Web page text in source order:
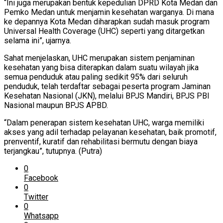
“Ini juga merupakan bentuk kepedulian DPRD Kota Medan dan
Pemko Medan untuk menjamin kesehatan warganya. Di mana
ke depannya Kota Medan diharapkan sudah masuk program
Universal Health Coverage (UHC) seperti yang ditargetkan
selama ini”, ujarnya.
Sahat menjelaskan, UHC merupakan sistem penjaminan
kesehatan yang bisa diterapkan dalam suatu wilayah jika
semua penduduk atau paling sedikit 95% dari seluruh
penduduk, telah terdaftar sebagai peserta program Jaminan
Kesehatan Nasional (JKN), melalui BPJS Mandiri, BPJS PBI
Nasional maupun BPJS APBD.
“Dalam penerapan sistem kesehatan UHC, warga memiliki
akses yang adil terhadap pelayanan kesehatan, baik promotif,
prenventif, kuratif dan rehabilitasi bermutu dengan biaya
terjangkau”, tutupnya. (Putra)
0
Facebook
0
Twitter
0
Whatsapp